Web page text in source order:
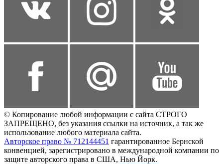
© Копирование любой информации с сайта СТРОГО
ЗАПРЕЩЕНО, без указания ссылки на источник, а так же
использование любого материала сайта.
Авторское право № 712144451 гарантированное Бернской
конвенцией, зарегистрировано в международной компании по
защите авторского права в США, Нью Йорк.